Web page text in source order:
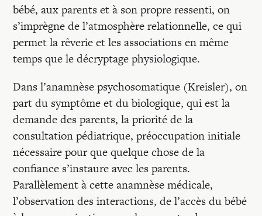
bébé, aux parents et à son propre ressenti, on
s’imprègne de l’atmosphère relationnelle, ce qui
permet la rêverie et les associations en même
temps que le décryptage physiologique.
Dans l’anamnèse psychosomatique (Kreisler), on
part du symptôme et du biologique, qui est la
demande des parents, la priorité de la
consultation pédiatrique, préoccupation initiale
nécessaire pour que quelque chose de la
confiance s’instaure avec les parents.
Parallèlement à cette anamnèse médicale,
l’observation des interactions, de l’accès du bébé